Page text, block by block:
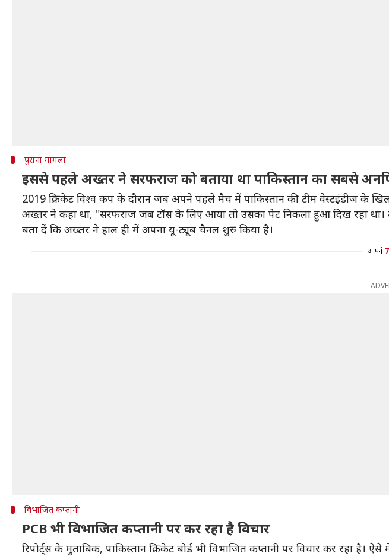
पुराना मामला
इससे पहले अख्तर ने सरफराज को बताया था पाकिस्तान का सबसे
2019 क्रिकेट विश्व कप के दौरान जब अपने पहले मैच में पाकिस्तान की टीम वेस्टइंडीज के
अख्तर ने कहा था, "सरफराज जब टॉस के लिए आया तो उसका पेट निकला हुआ दिख रहा था।
बता दें कि अख्तर ने हाल ही में अपना यू-ट्यूब चैनल शुरु किया है।
आपने
विभाजित कप्तानी
PCB भी विभाजित कप्तानी पर कर रहा है विचार
रिपोर्ट्स के मुताबिक, पाकिस्तान क्रिकेट बोर्ड भी विभाजित कप्तानी पर विचार कर रहा